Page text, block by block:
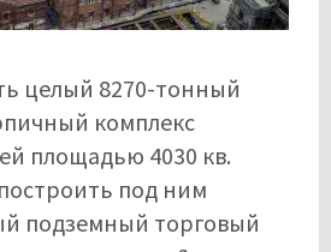
целый 8270-тонный
комплекс
площадью 4030 кв.
под ним
подземный торговый